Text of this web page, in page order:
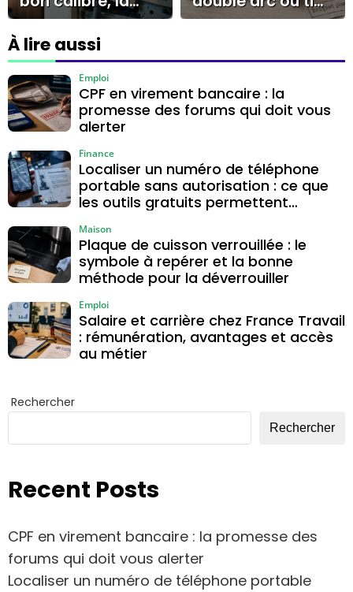
bonne section et
le cas du 32A
longue, lequel
À lire aussi
CPF en virement bancaire : la
promesse des forums qui doit vous
alerter
Emploi
Localiser un numéro de téléphone
portable sans autorisation : ce que
les outils gratuits permettent
Finance
Plaque de cuisson verrouillée : le
symbole à repérer et la bonne
méthode pour la déverrouiller
Maison
Salaire et carrière chez France Travail
: rémunération, avantages et accès
au métier
Emploi
Rechercher
Rechercher
Recent Posts
CPF en virement bancaire : la promesse des
forums qui doit vous alerter
Localiser un numéro de téléphone portable